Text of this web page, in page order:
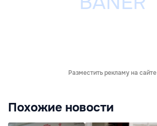
Разместить рекламу на сайте
Похожие новости